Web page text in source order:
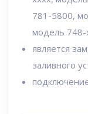
781-5800,
модель 748-
является
заливного